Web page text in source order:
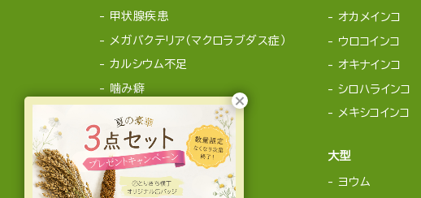
甲状腺疾患
メガバクテリア（マクロラブダス症）
カルシウム不足
噛み癖
オカメインコ
ウロコインコ
オキナインコ
シロハラインコ
メキシコインコ
大型
ヨウム